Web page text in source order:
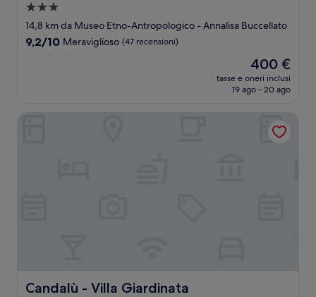
Struttura
a
3.0
14,8 km da Museo Etno-Antropologico - Annalisa Buccellato
9.2
9,2/10 Meraviglioso (47 recensioni)
Il
prezzo
attuale
400 €
400 €
tasse e oneri inclusi
19 ago - 20 ago
Candalù - Villa Giardinata
Candalù - Villa Giardinata